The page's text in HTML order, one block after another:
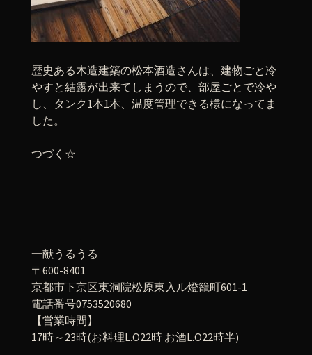
歴史ある木造建築の松本酒造さんは、建物ごと冷
やすと結露が出来てしまうので、部屋ごとで冷や
し、タンク1本1本、温度管理できる様になってま
した。
つづく☆
一献うるうる
〒600-8401
京都市下京区東洞院松原東入ル燈籠町601-1
電話番号0753520680
【営業時間】
17時～23時(お料理L.O22時 お酒L.O22時半)